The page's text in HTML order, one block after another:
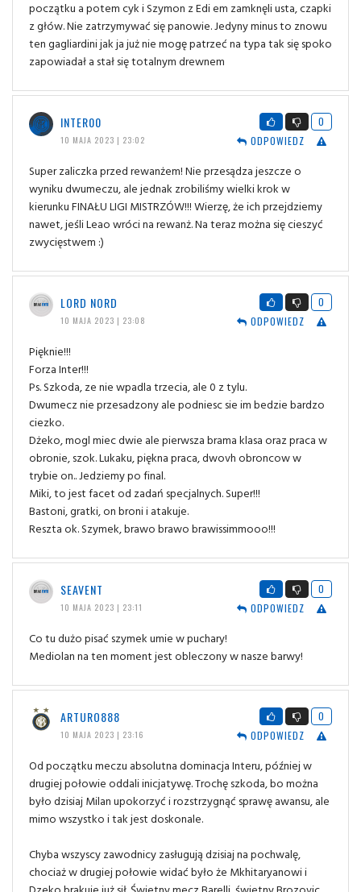
początku a potem cyk i Szymon z Edi em zamknęli usta, czapki
z głów. Nie zatrzymywać się panowie. Jedyny minus to znowu
ten gagliardini jak ja już nie mogę patrzeć na typa tak się spoko
zapowiadał a stał się totalnym drewnem
INTER00
10 MAJA 2023 | 23:02
0
ODPOWIEDZ
Super zaliczka przed rewanżem! Nie przesądza jeszcze o
wyniku dwumeczu, ale jednak zrobiliśmy wielki krok w
kierunku FINAŁU LIGI MISTRZÓW!!! Wierzę, że ich przejdziemy
nawet, jeśli Leao wróci na rewanż. Na teraz można się cieszyć
zwycięstwem :)
LORD NORD
10 MAJA 2023 | 23:08
0
ODPOWIEDZ
Pięknie!!!
Forza Inter!!!
Ps. Szkoda, ze nie wpadla trzecia, ale 0 z tylu.
Dwumecz nie przesadzony ale podniesc sie im bedzie bardzo
ciezko.
Dżeko, mogl miec dwie ale pierwsza brama klasa oraz praca w
obronie, szok. Lukaku, piękna praca, dwovh obroncow w
trybie on.. Jedziemy po final.
Miki, to jest facet od zadań specjalnych. Super!!!
Bastoni, gratki, on broni i atakuje.
Reszta ok. Szymek, brawo brawo brawissimmooo!!!
SEAVENT
10 MAJA 2023 | 23:11
0
ODPOWIEDZ
Co tu dużo pisać szymek umie w puchary!
Mediolan na ten moment jest obleczony w nasze barwy!
ARTURO888
10 MAJA 2023 | 23:16
0
ODPOWIEDZ
Od początku meczu absolutna dominacja Interu, później w
drugiej połowie oddali inicjatywę. Trochę szkoda, bo można
było dzisiaj Milan upokorzyć i rozstrzygnąć sprawę awansu, ale
mimo wszystko i tak jest doskonale.
Chyba wszyscy zawodnicy zasługują dzisiaj na pochwalę,
chociaż w drugiej połowie widać było że Mkhitaryanowi i